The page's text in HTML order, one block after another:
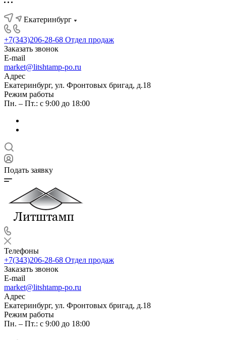
Екатеринбург
+7(343)206-28-68 Отдел продаж
Заказать звонок
E-mail
market@litshtamp-po.ru
Адрес
Екатеринбург, ул. Фронтовых бригад, д.18
Режим работы
Пн. – Пт.: с 9:00 до 18:00
Подать заявку
Телефоны
+7(343)206-28-68 Отдел продаж
Заказать звонок
E-mail
market@litshtamp-po.ru
Адрес
Екатеринбург, ул. Фронтовых бригад, д.18
Режим работы
Пн. – Пт.: с 9:00 до 18:00